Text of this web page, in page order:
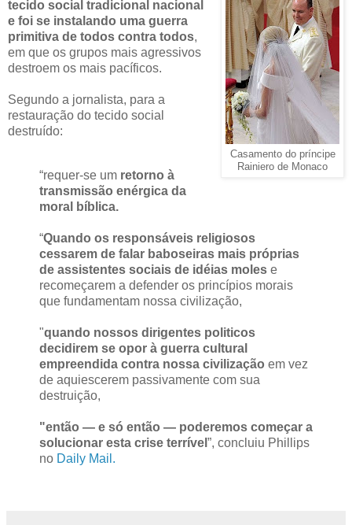
Casamento do príncipe
Rainiero de Monaco
tecido social tradicional nacional
e foi se instalando uma guerra
primitiva de todos contra todos,
em que os grupos mais agressivos
destroem os mais pacíficos.
Segundo a jornalista, para a
restauração do tecido social
destruído:
“requer-se um retorno à
transmissão enérgica da
moral bíblica.
“Quando os responsáveis religiosos
cessarem de falar baboseiras mais próprias
de assistentes sociais de idéias moles e
recomeçarem a defender os princípios morais
que fundamentam nossa civilização,
"quando nossos dirigentes politicos
decidirem se opor à guerra cultural
empreendida contra nossa civilização em vez
de aquiescerem passivamente com sua
destruição,
"então — e só então — poderemos começar a
solucionar esta crise terrível ”, concluiu Phillips
no Daily Mail.